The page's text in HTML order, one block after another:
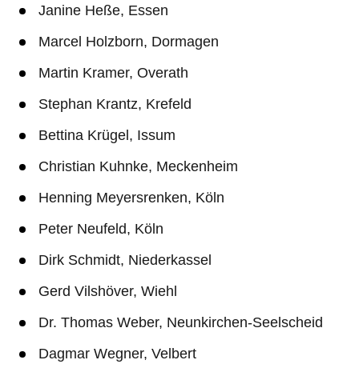
Janine Heße, Essen
Marcel Holzborn, Dormagen
Martin Kramer, Overath
Stephan Krantz, Krefeld
Bettina Krügel, Issum
Christian Kuhnke, Meckenheim
Henning Meyersrenken, Köln
Peter Neufeld, Köln
Dirk Schmidt, Niederkassel
Gerd Vilshöver, Wiehl
Dr. Thomas Weber, Neunkirchen-Seelscheid
Dagmar Wegner, Velbert